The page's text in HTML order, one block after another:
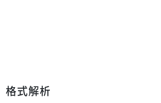
格式解析